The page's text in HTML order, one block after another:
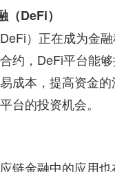
DeFi）
）正在成为金
约，DeFi平台能
成本，提高资金
台的投资机会。
链金融中的应用